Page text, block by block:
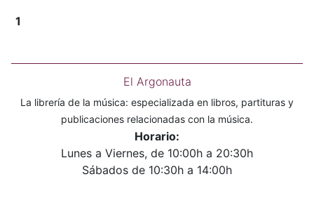
1
El Argonauta
La librería de la música: especializada en libros, partituras y
publicaciones relacionadas con la música.
Horario:
Lunes a Viernes, de 10:00h a 20:30h
Sábados de 10:30h a 14:00h